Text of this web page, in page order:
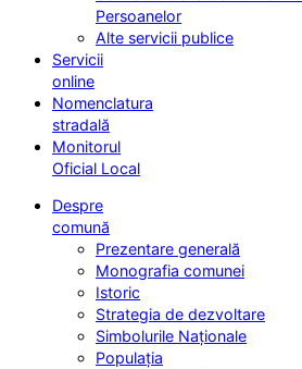
Persoanelor
Alte servicii publice
Servicii
online
Nomenclatura
stradală
Monitorul
Oficial Local
Despre
comună
Prezentare generală
Monografia comunei
Istoric
Strategia de dezvoltare
Simbolurile Naționale
Populația